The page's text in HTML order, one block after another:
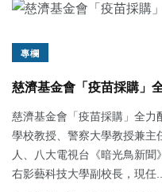
專欄
慈濟基金會「疫苗採購」
慈濟基金會「疫苗採購」全力
學校教授、警察大學教授兼主
人、八大電視台《暗光鳥新
右影藝科技大學副校長，現任...